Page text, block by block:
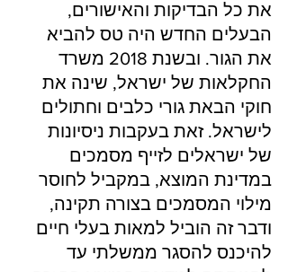
את כל הבדיקות והאישורים,
הבעלים החדש היה טס להביא
את הגור. ובשנת 2018 משרד
החקלאות של ישראל, שינה את
חוקי הבאת גורי כלבים וחתולים
לישראל. זאת בעקבות ניסיונות
של ישראלים לזייף מסמכים
במדינת המוצא, במקביל לחוסר
מילוי המסמכים בצורה תקינה,
ודבר זה הוביל למאות בעלי חיים
להיכנס להסגר ממשלתי עד